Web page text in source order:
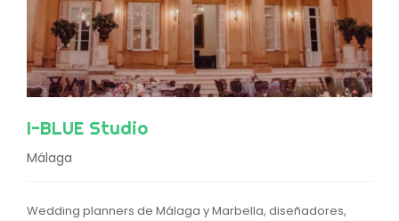
I-BLUE Studio
Málaga
Wedding planners de Málaga y Marbella, diseñadores,